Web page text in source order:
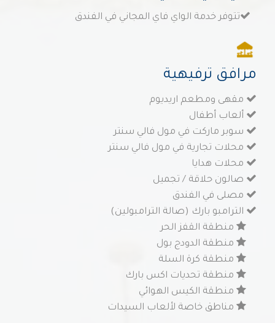
تتوفر خدمة الواي فاي المجاني في الفندق
مرافق ترفيهية
مقهى ومطعم اريديوم
ألعاب أطفال
سوبر ماركت في مول فالي سنتر
محلات تجارية في مول فالي سنتر
محلات هدايا
صالون حلاقة / تجميل
مصلى في الفندق
الترامبو بارك (صالة الترامبولين)
منطقة القفز الحر
منطقة الدودج بول
منطقة كرة السلة
منطقة تحديات اكس بارك
منطقة الكيس الهوائي
مناطق خاصة لألعاب السيدات